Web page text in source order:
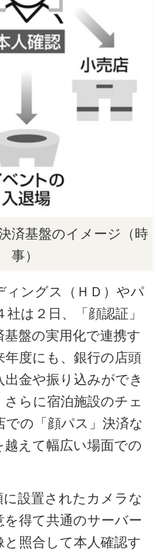
済基盤のイメージ（時
事）
ングス（ＨＤ）やパ
は２日、「顔認証」
盤の実用化で連携す
年度にも、銀行の店頭
金や振り込みができ
らに宿泊施設のチェ
での「顔パス」決済な
越えて幅広い場面での
設置されたカメラな
を得て共通のサーバー
照合して本人確認す